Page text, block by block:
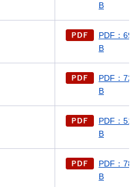
B
PDF：
B
PDF：
B
PDF：
B
PDF：
B